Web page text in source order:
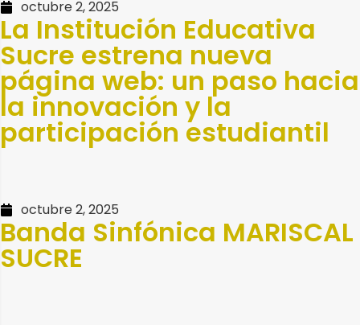
octubre 2, 2025
La Institución Educativa
Sucre estrena nueva
página web: un paso hacia
la innovación y la
participación estudiantil
octubre 2, 2025
Banda Sinfónica MARISCAL
SUCRE